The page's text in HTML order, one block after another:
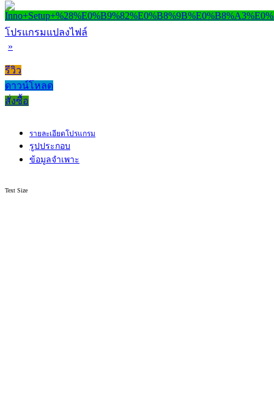
โปรแกรมแปลงไฟล์
»
รีวิว
ดาวน์โหลด
สั่งซื้อ
รายละเอียดโปรแกรม
รูปประกอบ
ข้อมูลจำเพาะ
Text Size